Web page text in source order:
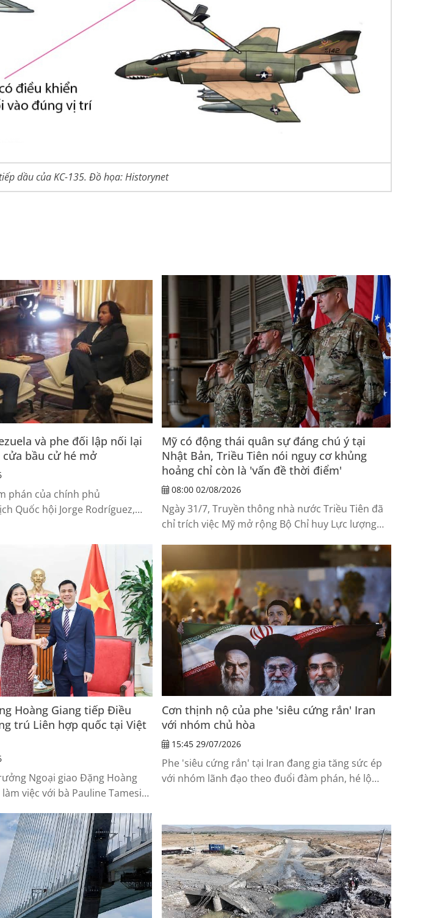
dầu của KC-135. Đồ họa: Historynet
và phe đối lập nối lại
bầu cử hé mở
phán của chính phủ
Quốc hội Jorge Rodríguez,
cuộc gặp trực tiếp đầu tiên
trong tuần tới.
Mỹ có động thái quân sự đáng chú ý tại
Nhật Bản, Triều Tiên nói nguy cơ khủng
hoảng chỉ còn là 'vấn đề thời điểm'
08:00 02/08/2026
Ngày 31/7, Truyền thông nhà nước Triều Tiên đã
chỉ trích việc Mỹ mở rộng Bộ Chỉ huy Lực lượng
cơ xảy ra khủng hoảng trên Bán đảo Triều Tiên
“không còn là khả năng, mà chỉ còn là vấn đề thời
điểm”.
Hoàng Giang tiếp Điều
trú Liên hợp quốc tại Việt
Ngoại giao Đặng Hoàng
việc với bà Pauline Tamesis,
Cơn thịnh nộ của phe 'siêu cứng rắn' Iran
với nhóm chủ hòa
15:45 29/07/2026
Phe 'siêu cứng rắn' tại Iran đang gia tăng sức ép
với nhóm lãnh đạo theo đuổi đàm phán, hé lộ